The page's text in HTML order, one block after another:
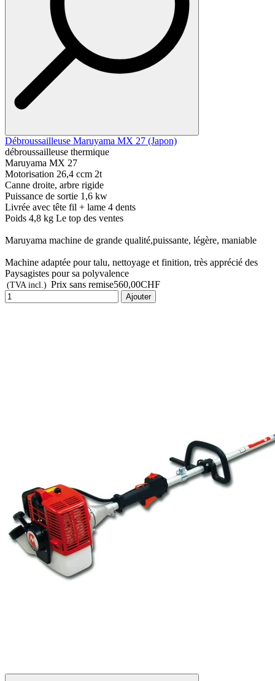
Débroussailleuse Maruyama MX 27 (Japon)
débroussailleuse thermique
Maruyama MX 27
Motorisation 26,4 ccm 2t
Canne droite, arbre rigide
Puissance de sortie 1,6 kw
Livrée avec tête fil + lame 4 dents
Poids 4,8 kg Le top des ventes
Maruyama machine de grande qualité,puissante, légère, maniable
Machine adaptée pour talu, nettoyage et finition, très apprécié des
Paysagistes pour sa polyvalence
(TVA incl.) Prix sans remise560,00CHF
Ajouter